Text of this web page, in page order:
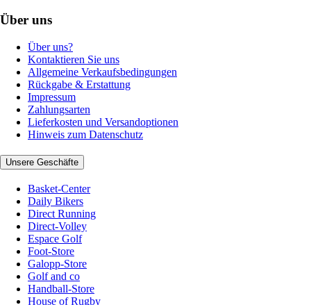
Über uns
Über uns?
Kontaktieren Sie uns
Allgemeine Verkaufsbedingungen
Rückgabe & Erstattung
Impressum
Zahlungsarten
Lieferkosten und Versandoptionen
Hinweis zum Datenschutz
Unsere Geschäfte
Basket-Center
Daily Bikers
Direct Running
Direct-Volley
Espace Golf
Foot-Store
Galopp-Store
Golf and co
Handball-Store
House of Rugby